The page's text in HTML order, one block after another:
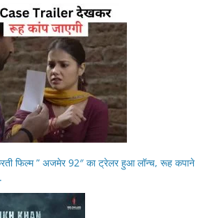
फिल्म ” अजमेर 92″ का ट्रेलर हुआ लॉन्च, रूह कपाने